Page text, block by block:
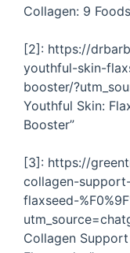
Collagen: 9
[2]: https://
youthful-skin-
booster/
Youthful Skin:
Booster”
[3]: https://
collagen-
flaxseed-
Collagen